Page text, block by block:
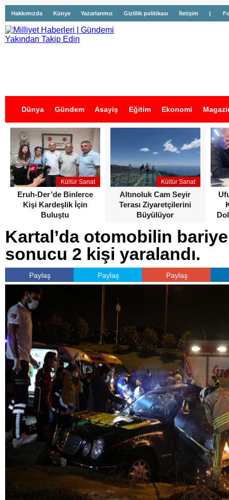
Hakkımızda Künye Yazarlarımız Gizlilik politikası İletişim |
Dünya Gündem Asayiş Eğitim Ekonomi
İş İlanları
Kültür Sanat
Eruh-Der’de Binlerce
Kişi Kardeşlik İçin
Buluştu
Kültür Sanat
Altınoluk Cam Seyir
Terası Ziyaretçilerini
Büyülüyor
Kartal’da otomobilin
sonucu 2 kişi yaralandı.
Paylaş Paylaş Paylaş